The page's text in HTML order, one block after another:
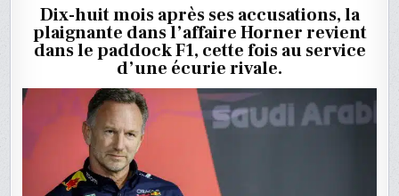
DANS
L’AFFAIRE
HORNER
REPREND
DU
Dix-huit mois après ses accusations, la
plaignante dans l’affaire Horner revient
dans le paddock F1, cette fois au service
d’une écurie rivale.